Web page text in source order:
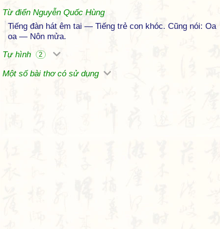
Từ điển Nguyễn Quốc Hùng
Tiếng đàn hát êm tai — Tiếng trẻ con khóc. Cũng nói: Oa
oa — Nôn mửa.
Tự hình
2
Một số bài thơ có sử dụng